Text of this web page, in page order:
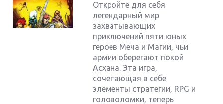
Откройте для себя
легендарный мир
захватывающих
приключений пяти юных
героев Меча и Магии, чьи
армии оберегают покой
Асхана. Эта игра,
сочетающая в себе
элементы стратегии, RPG и
головоломки, теперь